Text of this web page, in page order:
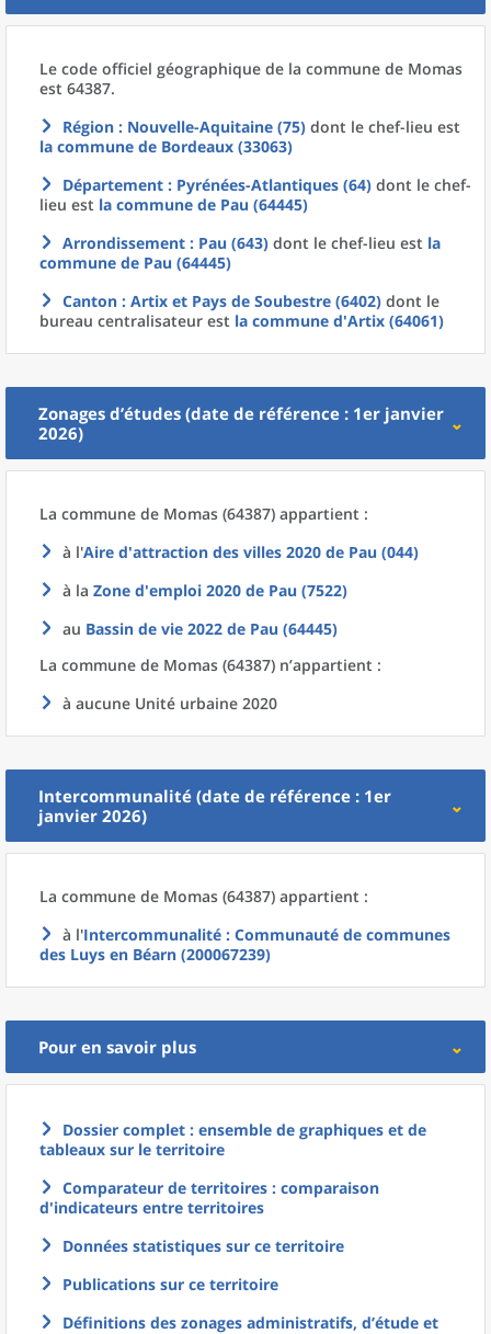
Le code officiel géographique de la commune de Momas
est 64387.
Région : Nouvelle-Aquitaine (75) dont le chef-lieu est
la commune de Bordeaux (33063)
Département : Pyrénées-Atlantiques (64) dont le chef-
lieu est la commune de Pau (64445)
Arrondissement : Pau (643) dont le chef-lieu est la
commune de Pau (64445)
Canton : Artix et Pays de Soubestre (6402) dont le
bureau centralisateur est la commune d'Artix (64061)
Zonages d’études (date de référence : 1er janvier
2026)
La commune de Momas (64387) appartient :
à l'Aire d'attraction des villes 2020 de Pau (044)
à la Zone d'emploi 2020 de Pau (7522)
au Bassin de vie 2022 de Pau (64445)
La commune de Momas (64387) n’appartient :
à aucune Unité urbaine 2020
Intercommunalité (date de référence : 1er
janvier 2026)
La commune de Momas (64387) appartient :
à l'Intercommunalité : Communauté de communes
des Luys en Béarn (200067239)
Pour en savoir plus
Dossier complet : ensemble de graphiques et de
tableaux sur le territoire
Comparateur de territoires : comparaison
d'indicateurs entre territoires
Données statistiques sur ce territoire
Publications sur ce territoire
Définitions des zonages administratifs, d’étude et